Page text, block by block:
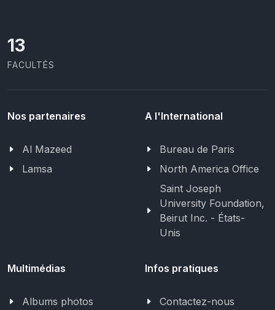
13
FACULTÉS
Nos partenaires
Al Mazeed
Lamsa
A l'International
Bureau de Paris
North America Office
Saint Joseph
University Foundation,
Beirut Inc. - États-
Unis
Multimédias
Albums photos
Infos pratiques
Contactez-nous